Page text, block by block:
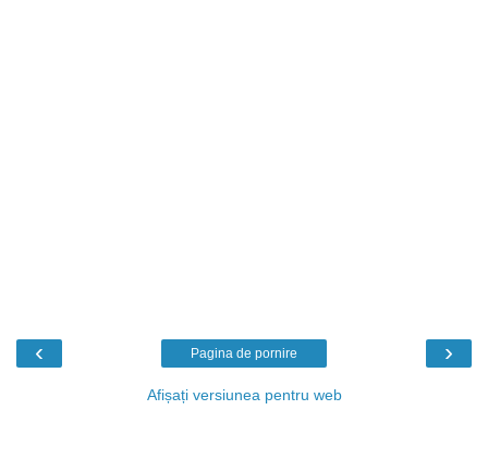
‹ ›
Pagina de pornire
Afișați versiunea pentru web